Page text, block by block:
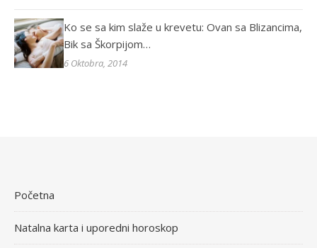
Ko se sa kim slaže u krevetu: Ovan sa Blizancima,
Bik sa Škorpijom…
6 Oktobra, 2014
Početna
Natalna karta i uporedni horoskop